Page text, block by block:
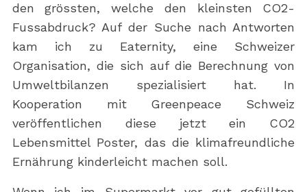
den grössten, welche den kleinsten CO2-
Fussabdruck? Auf der Suche nach Antworten
kam ich zu Eaternity, eine Schweizer
Organisation, die sich auf die Berechnung von
Umweltbilanzen spezialisiert hat. In
Kooperation mit Greenpeace Schweiz
veröffentlichen diese jetzt ein CO2
Lebensmittel Poster, das die klimafreundliche
Ernährung kinderleicht machen soll.